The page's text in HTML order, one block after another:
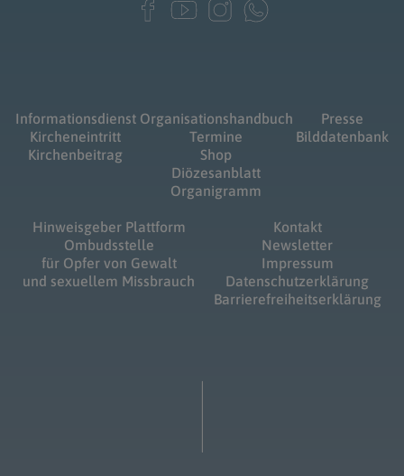
Informationsdienst
Kircheneintritt
Kirchenbeitrag
Organisationshandbuch
Termine
Shop
Diözesanblatt
Organigramm
Presse
Bilddatenbank
Hinweisgeber Plattform
Ombudsstelle
für Opfer von Gewalt
und sexuellem Missbrauch
Kontakt
Newsletter
Impressum
Datenschutzerklärung
Barrierefreiheitserklärung